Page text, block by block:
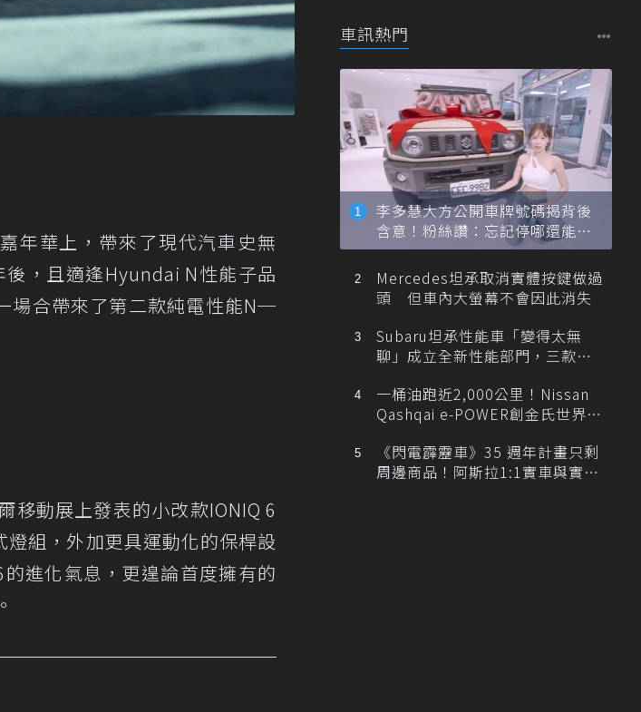
年華上，帶來了現代汽車史無
後，且適逢Hyundai N性能子品
場合帶來了第二款純電性能N─
移動展上發表的小改款IONIQ 6
組，外加更具運動化的保桿設
進化氣息，更遑論首度擁有的
車訊熱門
李多慧大方公開車牌號碼揭背後
含意！粉絲讚：忘記停哪還能幫
忙找車
Mercedes坦承取消實體按鍵做過
頭 但車內大螢幕不會因此消失
Subaru坦承性能車「變得太無
聊」成立全新性能部門，三款手
一桶油跑近2,000公里！Nissan
Qashqai e-POWER創金氏世界紀
《閃電霹靂車》35 週年計畫只剩
周邊商品！阿斯拉1:1實車與實體